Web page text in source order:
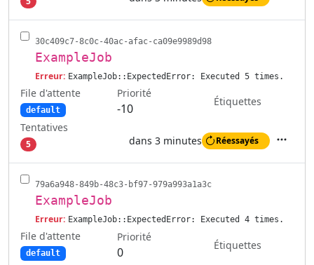
30c409c7-8c0c-40ac-afac-ca09e9989d98
ExampleJob
Erreur: ExampleJob::ExpectedError: Executed 5 times.
File d'attente
default
Priorité
-10
Étiquettes
Tentatives
5 dans 3 minutes Réessayés
79a6a948-849b-48c3-bf97-979a993a1a3c
ExampleJob
Erreur: ExampleJob::ExpectedError: Executed 4 times.
File d'attente
default
Priorité
0
Étiquettes